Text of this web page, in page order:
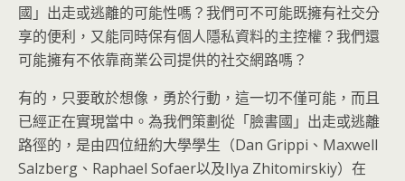
國」出走或逃離的可能性嗎？我們可不可能既擁有社交分
享的便利，又能同時保有個人隱私資料的主控權？我們還
可能擁有不依靠商業公司提供的社交網路嗎？
有的，只要敢於想像，勇於行動，這一切不僅可能，而且
已經正在實現當中。為我們策劃從「臉書國」出走或逃離
路徑的，是由四位紐約大學學生（Dan Grippi、Maxwell
Salzberg、Raphael Sofaer以及Ilya Zhitomirskiy）在